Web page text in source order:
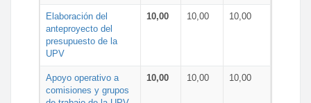
Elaboración del
anteproyecto del
presupuesto de la
UPV
10,00 10,00 10,00
Apoyo operativo a
comisiones y grupos
10,00 10,00 10,00